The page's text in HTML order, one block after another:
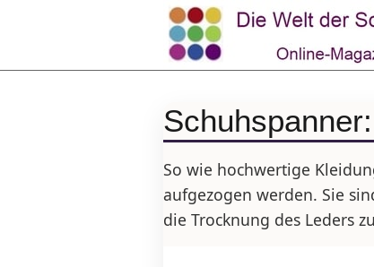
So wie hochwertige
aufgezogen werden. Sie
die Trocknung des Leders